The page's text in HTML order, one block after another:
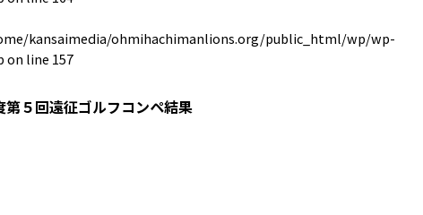
kansaimedia/ohmihachimanlions.org/public_html/wp/wp-
on line 157
第５回遠征ゴルフコンペ結果